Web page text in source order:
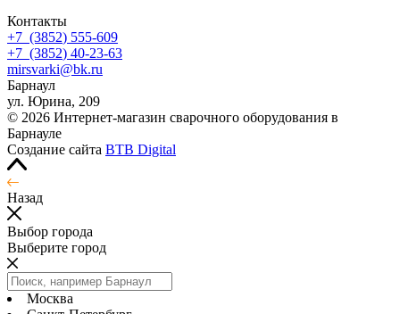
Контакты
+7 (3852) 555-609
+7 (3852) 40-23-63
mirsvarki@bk.ru
Барнаул
ул. Юрина, 209
© 2026 Интернет-магазин сварочного оборудования в
Барнауле
Создание сайта BTB Digital
Назад
Выбор города
Выберите город
Москва